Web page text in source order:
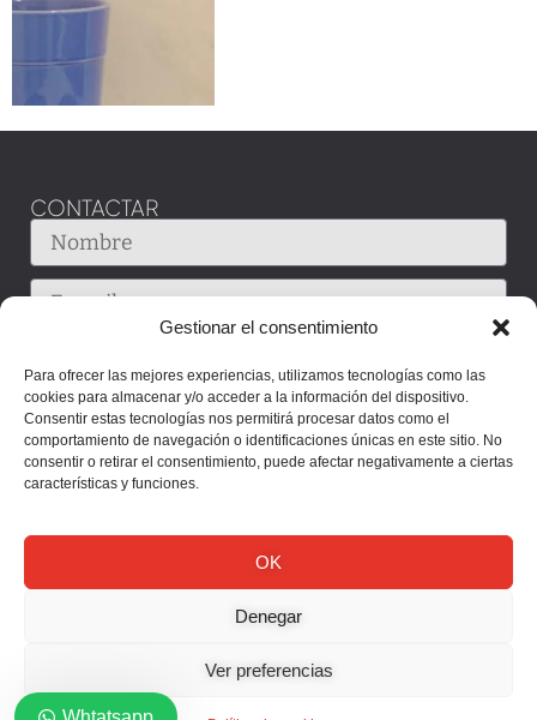
Gestionar el consentimiento
Para ofrecer las mejores experiencias, utilizamos tecnologías como las
cookies para almacenar y/o acceder a la información del dispositivo.
Consentir estas tecnologías nos permitirá procesar datos como el
comportamiento de navegación o identificaciones únicas en este sitio. No
consentir o retirar el consentimiento, puede afectar negativamente a ciertas
características y funciones.
OK
Denegar
Ver preferencias
CONTACTAR